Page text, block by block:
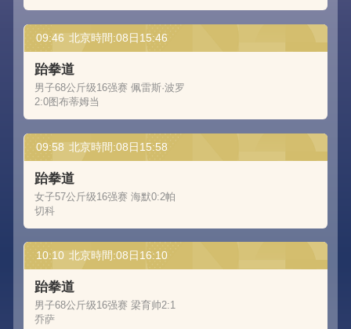
09:46 北京時間:08日15:46
跆拳道
男子68公斤级16强赛 佩雷斯·波罗
2:0图布蒂姆当
09:58 北京時間:08日15:58
跆拳道
女子57公斤级16强赛 海默0:2帕
切科
10:10 北京時間:08日16:10
跆拳道
男子68公斤级16强赛 梁育帅2:1
乔萨